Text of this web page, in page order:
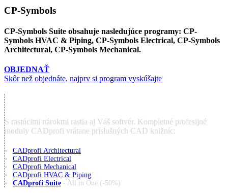
CP-Symbols
CP-Symbols Suite obsahuje nasledujúce programy: CP-
Symbols HVAC & Piping, CP-Symbols Electrical, CP-Symbols
Architectural, CP-Symbols Mechanical.
OBJEDNAŤ
Skôr než objednáte, najprv si program vyskúšajte
S rastúcimi nárokmi rastia aj Váš softvér. Kompletné profesijné
moduly CADprofi vrátane príslušných CAD knižníc:
CADprofi Architectural
CADprofi Electrical
CADprofi Mechanical
CADprofi HVAC & Piping
CADprofi Suite - All in One (-50%)